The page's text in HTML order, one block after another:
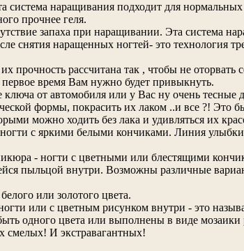
система наращивания подходит для
прочнее геля.
запаха при наращивании. Эта система
снятия наращенных ногтей- это технология
прочность рассчитана так , чтобы не
время Вам нужно будет привыкнуть.
от автомобиля или у Вас ну очень тесные
формы, покрасить их лаком ..и все ?! Это
можно ходить без лака и удивляться их
с яркими белыми кончиками. Линия
- ногти с цветными или блестящими
пыльцой внутри. Возможны различные
или золотого цвета.
или с цветным рисунком внутри - это
одного цвета или выполнены в виде
смелых! И экстравагантных!